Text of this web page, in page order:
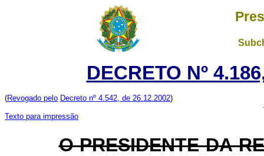
DECRETO Nº
(Revogado pelo Decreto nº 4.542, de 26.12.2002)
Texto para impressão
O PRESIDENTE DA